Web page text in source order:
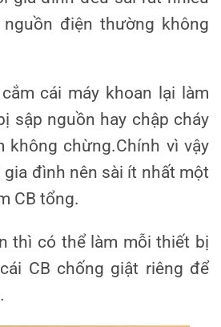
điện thường không
cái máy khoan lại làm
sập nguồn hay chập cháy
không chừng.Chính vì vậy
đình nên sài ít nhất một
CB tổng.
thì có thể làm mỗi thiết bị
CB chống giật riêng để